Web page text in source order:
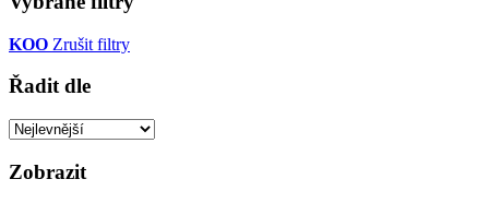
KOO Zrušit filtry
Řadit dle
Zobrazit